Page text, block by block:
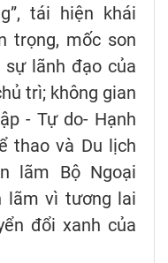
tái hiện khái
trọng, mốc son
lãnh đạo của
trì; không gian
- Tự do- Hạnh
thao và Du lịch
lãm Bộ Ngoại
lãm vì tương lai
đổi xanh của